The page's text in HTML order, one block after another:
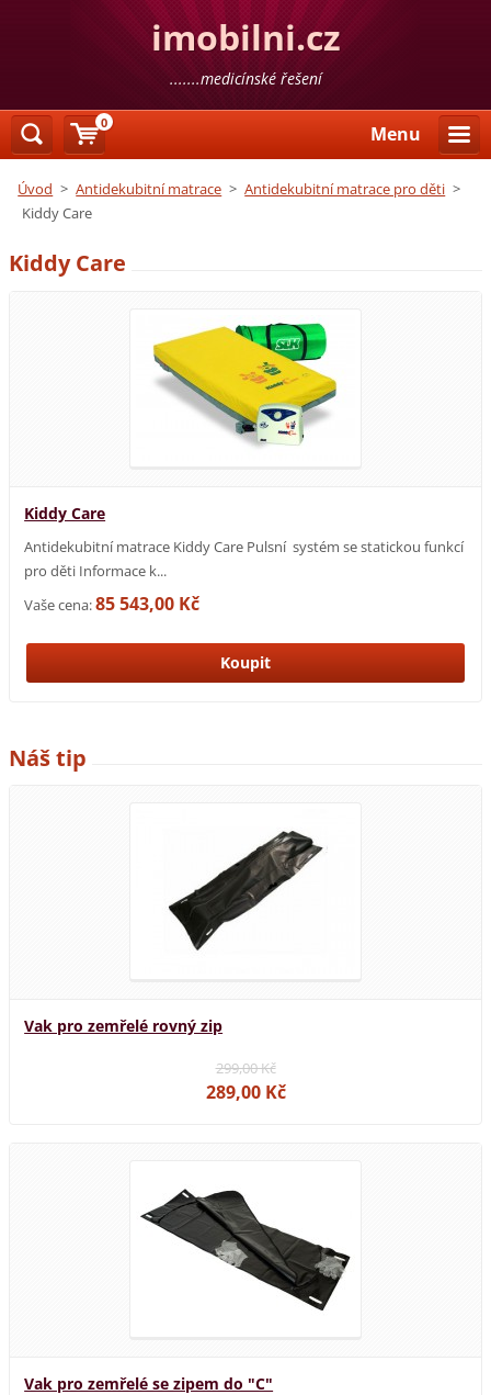
imobilni.cz
.......medicínské řešení
Menu
Úvod > Antidekubitní matrace > Antidekubitní matrace pro děti >
Kiddy Care
Kiddy Care
Kiddy Care
Antidekubitní matrace Kiddy Care Pulsní systém se statickou funkcí
pro děti Informace k...
Vaše cena:85 543,00 Kč
Náš tip
Vak pro zemřelé rovný zip
299,00 Kč
289,00 Kč
Vak pro zemřelé se zipem do "C"
0